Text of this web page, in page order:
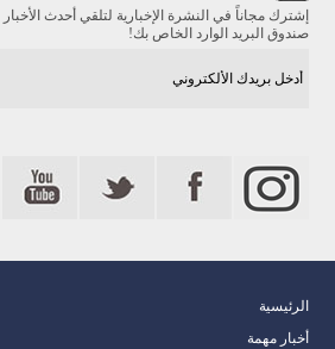
إشترك مجاناً في النشرة الإخبارية لتلقي أحدث
صندوق البريد الوارد الخاص بك!
الرئيسية
أخبار مهمة